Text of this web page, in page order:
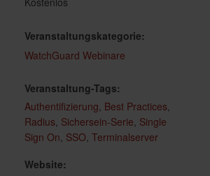
Veranstaltungskategorie:
WatchGuard Webinare
Veranstaltung-Tags:
Authentifizierung, Best Practices,
Radius, Sichersein-Serie, Single
Sign On, SSO, Terminalserver
Website: